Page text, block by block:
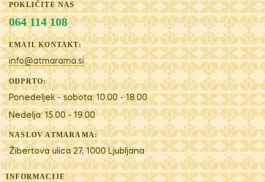
POKLIČITE NAS
064 114 108
EMAIL KONTAKT:
info@atmarama.si
ODPRTO:
Ponedeljek - sobota: 10.00 - 18.00
Nedelja: 15.00 - 19.00
NASLOV ATMARAMA:
Žibertova ulica 27, 1000 Ljubljana
INFORMACIJE